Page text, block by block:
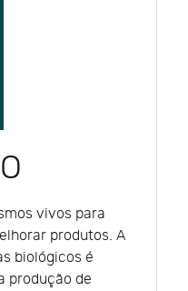
vivos para
produtos. A
biológicos é
produção de